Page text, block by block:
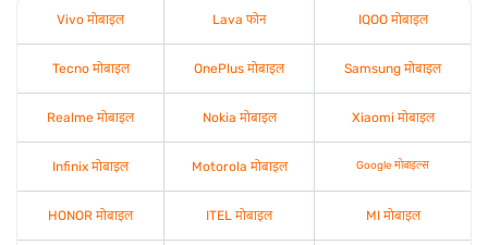
Vivo मोबाइल Lava फोन IQOO मोबाइल
Tecno मोबाइल OnePlus मोबाइल Samsung मोबाइल
Realme मोबाइल Nokia मोबाइल Xiaomi मोबाइल
Infinix मोबाइल Motorola मोबाइल Google मोबाइल्स
HONOR मोबाइल ITEL मोबाइल MI मोबाइल